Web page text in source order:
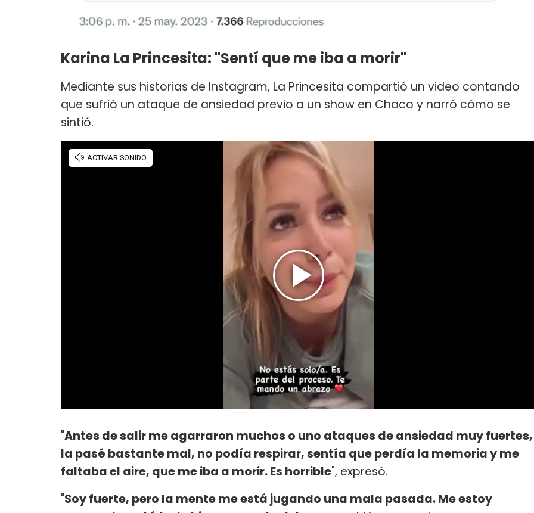
Karina La Princesita: "Sentí que me iba a morir"
Mediante sus historias de Instagram, La Princesita compartió un video contando
que sufrió un ataque de ansiedad previo a un show en Chaco y narró cómo se
sintió.
"Antes de salir me agarraron muchos o uno ataques de ansiedad muy fuertes,
la pasé bastante mal, no podía respirar, sentía que perdía la memoria y me
faltaba el aire, que me iba a morir. Es horrible", expresó.
"Soy fuerte, pero la mente me está jugando una mala pasada. Me estoy